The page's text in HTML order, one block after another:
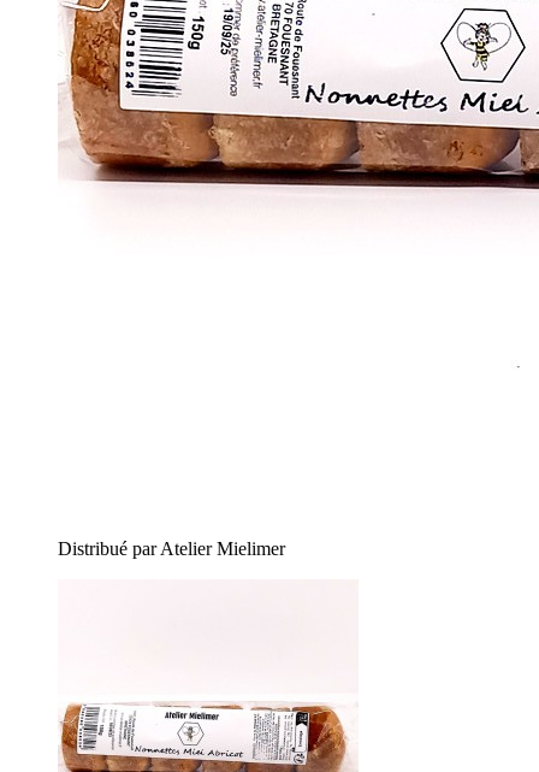
Distribué par Atelier Mielimer